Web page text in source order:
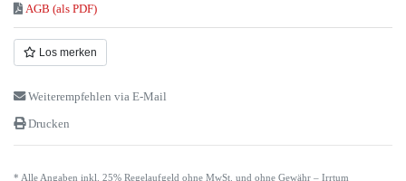
AGB (als PDF)
Los merken
Weiterempfehlen via E-Mail
Drucken
* Alle Angaben inkl. 25% Regelaufgeld ohne MwSt. und ohne Gewähr – Irrtum